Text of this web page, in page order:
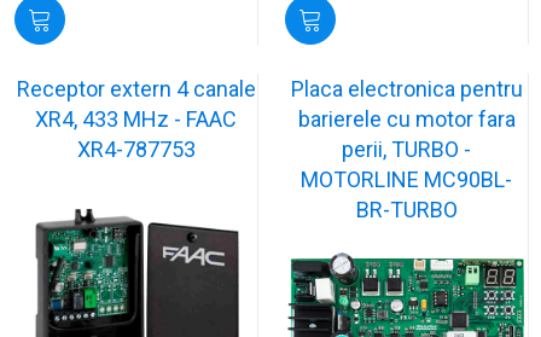
Receptor extern 4 canale
XR4, 433 MHz - FAAC
XR4-787753
Placa electronica pentru
barierele cu motor fara
perii, TURBO -
MOTORLINE MC90BL-
BR-TURBO